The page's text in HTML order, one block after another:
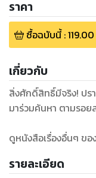
ราคา
ซื้อฉบับนี้:119.00
เกี่ยวกับ
สิ่งศักดิ์สิทธิ์มีจริง! ปร
มาร่วมค้นหา ตามรอ
ดูหนังสือเรื่องอื่นๆ ขอ
รายละเอียด